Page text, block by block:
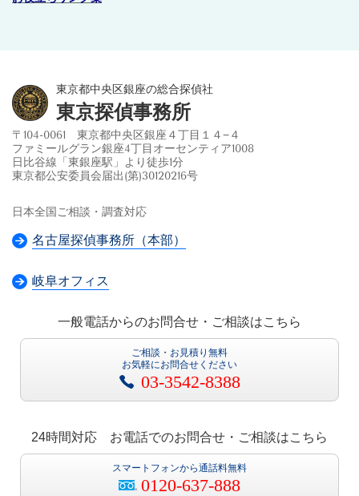
東京都中央区銀座の総合探偵社
東京探偵事務所
〒104-0061 東京都中央区銀座４丁目１４−４
ファミールグラン銀座4丁目オーセンティア1008
日比谷線「東銀座駅」より徒歩1分
東京都公安委員会届出(第)30120216号
日本全国ご相談・調査対応
名古屋探偵事務所（本部）
岐阜オフィス
一般電話からのお問合せ・ご相談はこちら
ご相談・お見積り無料
お気軽にお問合せください
03-3542-8388
24時間対応 お電話でのお問合せ・ご相談はこちら
スマートフォンから通話料無料
0120-637-888